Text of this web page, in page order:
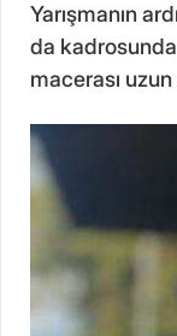
Yarışmanın
da
macerası